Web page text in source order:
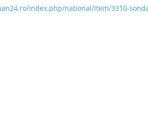
index.php/national/item/3310-